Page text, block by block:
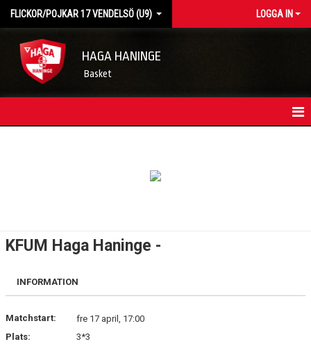
FLICKOR/POJKAR 17 VENDELSÖ (U9) LOGGA IN
HAGA HANINGE
Basket
KFUM Haga Haninge -
INFORMATION
Matchstart:
fre 17 april, 17:00
Plats:
3*3